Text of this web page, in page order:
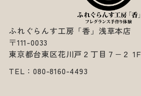
ふれぐらんす工房「香」浅草本店
〒111-0033
東京都台東区花川戸２丁目７−２ 1F
TEL：080-8160-4493